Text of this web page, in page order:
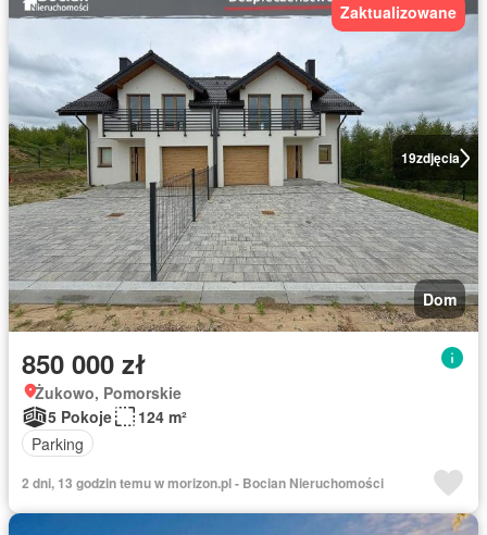
19zdjęcia
Zaktualizowane
Dom
850 000 zł
Żukowo, Pomorskie
5 Pokoje
124 m²
Parking
2 dni, 13 godzin temu w morizon.pl - Bocian Nieruchomości